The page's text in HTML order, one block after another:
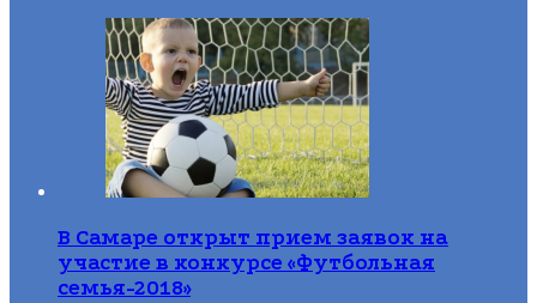
В Самаре открыт прием заявок на
участие в конкурсе «Футбольная
семья-2018»